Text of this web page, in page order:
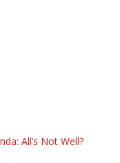
All’s Not Well?